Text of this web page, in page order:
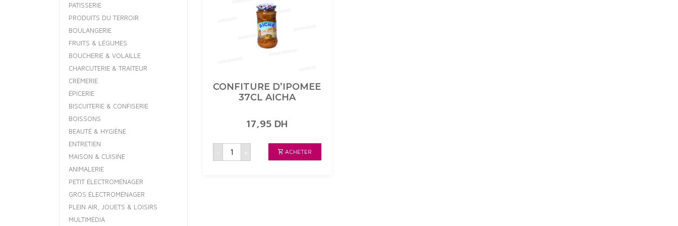
PATISSERIE
PRODUITS DU TERROIR
BOULANGERIE
FRUITS & LÉGUMES
BOUCHERIE & VOLAILLE
CHARCUTERIE & TRAITEUR
CRÈMERIE
ÉPICERIE
BISCUITERIE & CONFISERIE
BOISSONS
BEAUTÉ & HYGIÈNE
ENTRETIEN
MAISON & CUISINE
ANIMALERIE
PETIT ÉLECTROMÉNAGER
GROS ÉLECTROMÉNAGER
PLEIN AIR, JOUETS & LOISIRS
MULTIMÉDIA
CONFITURE D’IPOMEE
37CL AICHA
17,95 DH
-
quantité
CONFITURE
+ ACHETER